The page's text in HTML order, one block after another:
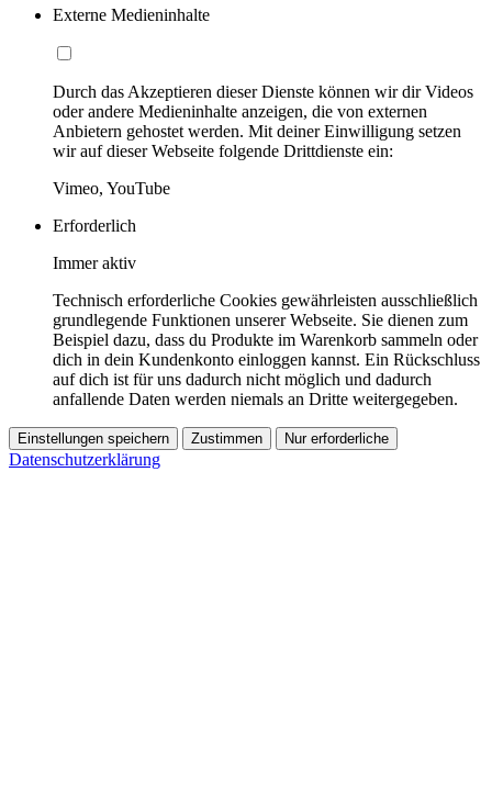
Externe Medieninhalte
Durch das Akzeptieren dieser Dienste können wir dir Videos
oder andere Medieninhalte anzeigen, die von externen
Anbietern gehostet werden. Mit deiner Einwilligung setzen
wir auf dieser Webseite folgende Drittdienste ein:
Vimeo, YouTube
Erforderlich
Immer aktiv
Technisch erforderliche Cookies gewährleisten ausschließlich
grundlegende Funktionen unserer Webseite. Sie dienen zum
Beispiel dazu, dass du Produkte im Warenkorb sammeln oder
dich in dein Kundenkonto einloggen kannst. Ein Rückschluss
auf dich ist für uns dadurch nicht möglich und dadurch
anfallende Daten werden niemals an Dritte weitergegeben.
Einstellungen speichern Zustimmen Nur erforderliche
Datenschutzerklärung